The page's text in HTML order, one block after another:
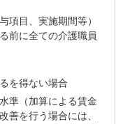
項目、実施期間等）
前に全ての介護職員
を得ない場合
準（加算による賃金
善を行う場合には、